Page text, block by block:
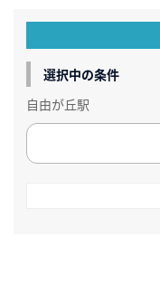
選択中の条件
自由が丘駅